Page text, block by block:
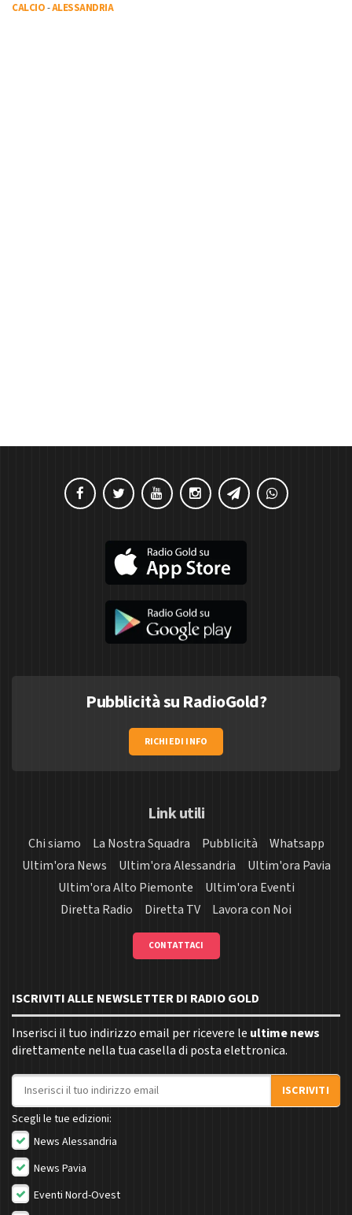
CALCIO-ALESSANDRIA
Pubblicità su RadioGold?
RICHIEDI INFO
Link utili
Chi siamo La Nostra Squadra Pubblicità
Whatsapp
Ultim'ora News
Ultim'ora Alessandria
Ultim'ora Pavia
Ultim'ora Alto Piemonte
Ultim'ora Eventi
Diretta Radio
Diretta TV Lavora con Noi
CONTATTACI
ISCRIVITI ALLE NEWSLETTER DI RADIO GOLD
Inserisci il tuo indirizzo email per ricevere le ultime news
direttamente nella tua casella di posta elettronica.
Indirizzo email
ISCRIVITI
Scegli le tue edizioni:
News Alessandria
News Pavia
Eventi Nord-Ovest